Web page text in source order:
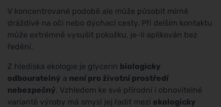
V koncentrované podobě ale může působit mírně
dráždivě na oči nebo dýchací cesty. Při delším kontaktu
může extrémně vysušit pokožku, je-li aplikován bez
ředění.
Z hlediska ekologie je glycerin biologicky
odbouratelný a není pro životní prostředí
nebezpečný. Vzhledem ke své přírodní i obnovitelné
variantě výroby má smysl jej řadit mezi ekologicky